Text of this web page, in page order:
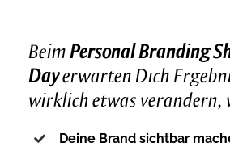
BeimPersonal Branding
Dayerwarten Dich
wirklich etwas verändern,
Deine Brand sichtbar